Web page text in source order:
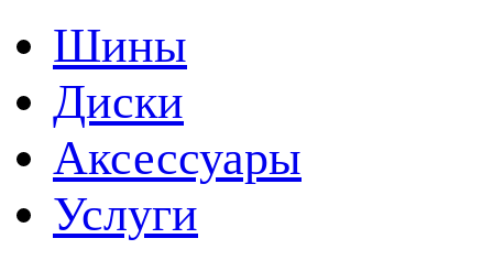
Шины
Диски
Аксессуары
Услуги